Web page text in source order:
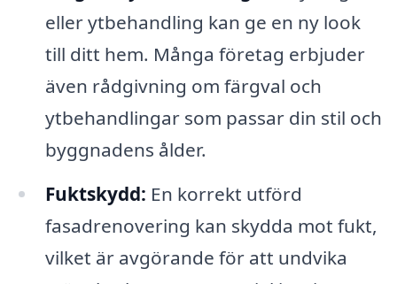
eller ytbehandling kan ge en ny look
till ditt hem. Många företag erbjuder
även rådgivning om färgval och
ytbehandlingar som passar din stil och
byggnadens ålder.
Fuktskydd: En korrekt utförd
fasadrenovering kan skydda mot fukt,
vilket är avgörande för att undvika